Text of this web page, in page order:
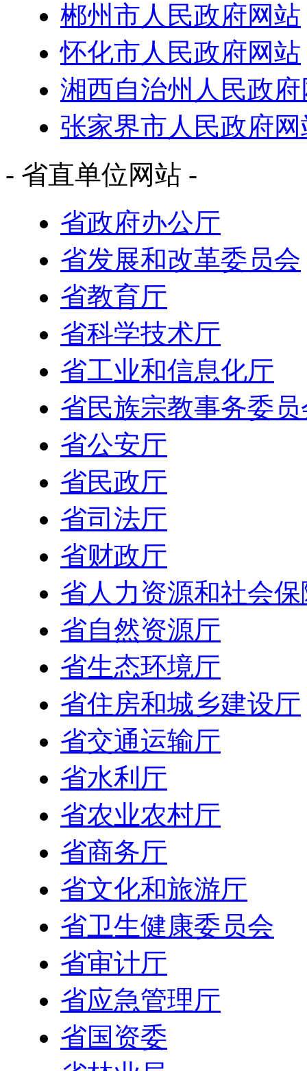
郴州市人民政府网站
怀化市人民政府网站
湘西自治州人民政
张家界市人民政府网
- 省直单位网站 -
省政府办公厅
省发展和改革委员会
省教育厅
省科学技术厅
省工业和信息化厅
省民族宗教事务委员
省公安厅
省民政厅
省司法厅
省财政厅
省人力资源和社会
省自然资源厅
省生态环境厅
省住房和城乡建设厅
省交通运输厅
省水利厅
省农业农村厅
省商务厅
省文化和旅游厅
省卫生健康委员会
省审计厅
省应急管理厅
省国资委